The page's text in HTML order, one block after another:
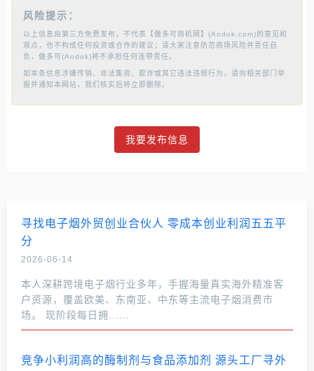
风险提示：
以上信息由第三方免费发布，不代表【傲多可商机网】(Aodok.com)的意见和
观点，也不构成任何投资或合作的建议；请大家注意防范商场风险并责任自
负，傲多可(Aodok)将不承担任何连带责任。
如本条信息涉嫌传销、非法集资、欺诈或其它违法违规行为，请向相关部门举
报并通知本网站，我们核实后将立即删除。
我要发布信息
寻找电子烟外贸创业合伙人 零成本创业利润五五平
分
2026-06-14
本人深耕跨境电子烟行业多年，手握海量真实海外精准客
户资源，覆盖欧美、东南亚、中东等主流电子烟消费市
场。 现阶段每日拥......
竞争小利润高的酶制剂与食品添加剂 源头工厂寻外